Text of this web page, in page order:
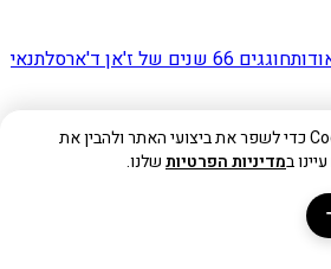
חוגגים 66 שנים של ז'אן ד'ארסל
תנאי
אנו משתמשים בקובצי Cookie כדי לשפר את ביצועי האתר ולהבין את
במדיניות הפרטיותשלנו.